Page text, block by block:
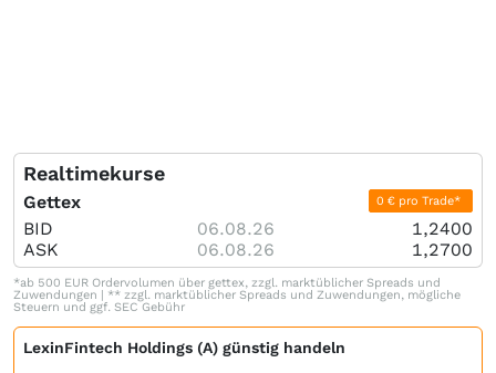
Realtimekurse
Gettex 0 € pro Trade*
BID 06.08.26
1,2400
ASK
06.08.26 1,2700
*ab 500 EUR Ordervolumen über gettex, zzgl. marktüblicher Spreads und
Zuwendungen | ** zzgl. marktüblicher Spreads und Zuwendungen, mögliche
Steuern und ggf. SEC Gebühr
LexinFintech Holdings (A) günstig handeln